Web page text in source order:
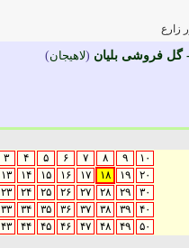
زارع
گل فروشی بلیان (لاهيجان)
۳ ۴ ۵ ۶ ۷ ۸ ۹
۱۰
۱۳ ۱۴ ۱۵ ۱۶ ۱۷ ۱۸ ۱۹
۲۰
۲۳ ۲۴ ۲۵ ۲۶ ۲۷ ۲۸ ۲۹
۳۰
۳۳ ۳۴ ۳۵ ۳۶ ۳۷ ۳۸ ۳۹
۴۰
۴۳ ۴۴ ۴۵ ۴۶ ۴۷ ۴۸ ۴۹ ۵۰